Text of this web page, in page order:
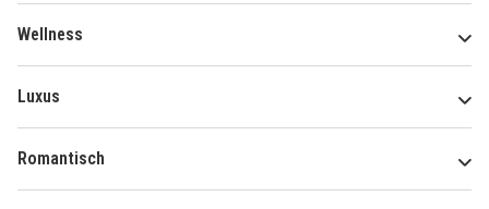
Wellness
Luxus
Romantisch